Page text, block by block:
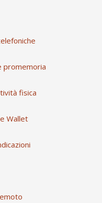
promemoria
fisica
Wallet